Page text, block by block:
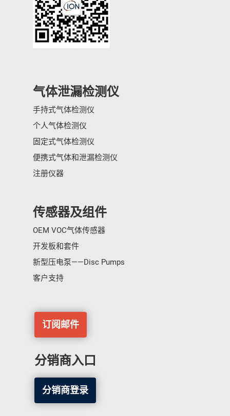
气体泄漏检测仪
手持式气体检测仪
个人气体检测仪
固定式气体检测仪
便携式气体和泄漏检测仪
注册仪器
传感器及组件
OEM VOC气体传感器
开发板和套件
新型压电泵——Disc Pumps
客户支持
订阅邮件
分销商入口
分销商登录